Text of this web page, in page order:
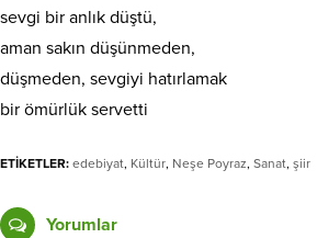
sevgi bir anlık düştü,
aman sakın düşünmeden,
düşmeden, sevgiyi hatırlamak
bir ömürlük servetti
ETİKETLER: edebiyat, Kültür, Neşe Poyraz, Sanat, şiir
Yorumlar